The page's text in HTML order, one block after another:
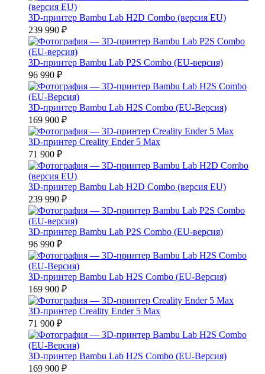
3D-принтер Bambu Lab H2D Combo (версия EU)
239 990 ₽
3D-принтер Bambu Lab P2S Combo (EU-версия)
96 990 ₽
3D-принтер Bambu Lab H2S Combo (EU-Версия)
169 900 ₽
3D-принтер Creality Ender 5 Max
71 900 ₽
3D-принтер Bambu Lab H2D Combo (версия EU)
239 990 ₽
3D-принтер Bambu Lab P2S Combo (EU-версия)
96 990 ₽
3D-принтер Bambu Lab H2S Combo (EU-Версия)
169 900 ₽
3D-принтер Creality Ender 5 Max
71 900 ₽
3D-принтер Bambu Lab H2S Combo (EU-Версия)
169 900 ₽